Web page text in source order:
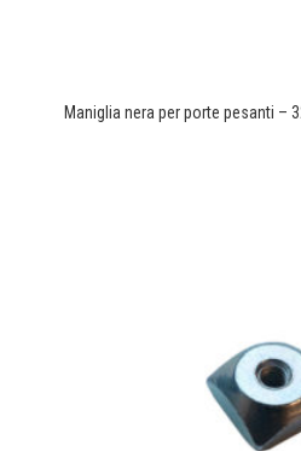
Maniglia nera per porte pesanti –